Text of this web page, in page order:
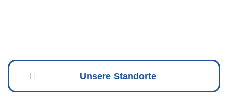
Unsere Standorte